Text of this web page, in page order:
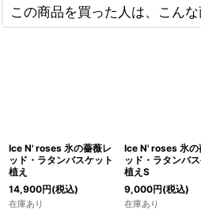
この商品を買った人は、こん
Ice N' roses 氷の薔薇レ
ッド・ラタンバスケット
植え
14,900円(税込)
在庫あり
Ice N' roses 氷の
ッド・ラタンバ
植えS
9,000円(税込)
在庫あり